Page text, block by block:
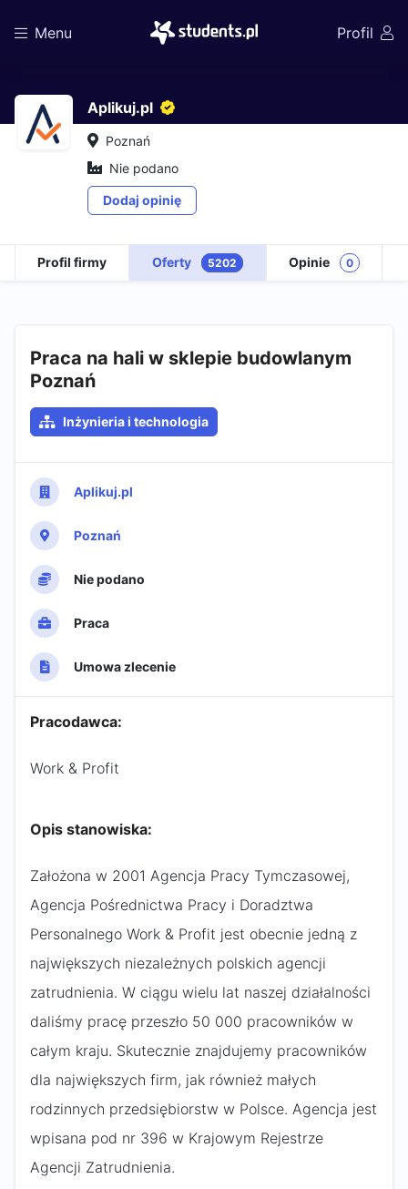
Menu Profil
Aplikuj.pl
Poznań
Nie podano
Dodaj opinię
Profil firmy Oferty 5202 Opinie 0
Praca na hali w sklepie budowlanym
Poznań
Inżynieria i technologia
Aplikuj.pl
Poznań
Nie podano
Praca
Umowa zlecenie
Pracodawca:
Work & Profit
Opis stanowiska:
Założona w 2001 Agencja Pracy Tymczasowej,
Agencja Pośrednictwa Pracy i Doradztwa
Personalnego Work & Profit jest obecnie jedną z
największych niezależnych polskich agencji
zatrudnienia. W ciągu wielu lat naszej działalności
daliśmy pracę przeszło 50 000 pracowników w
całym kraju. Skutecznie znajdujemy pracowników
dla największych firm, jak również małych
rodzinnych przedsiębiorstw w Polsce. Agencja jest
wpisana pod nr 396 w Krajowym Rejestrze
Agencji Zatrudnienia.